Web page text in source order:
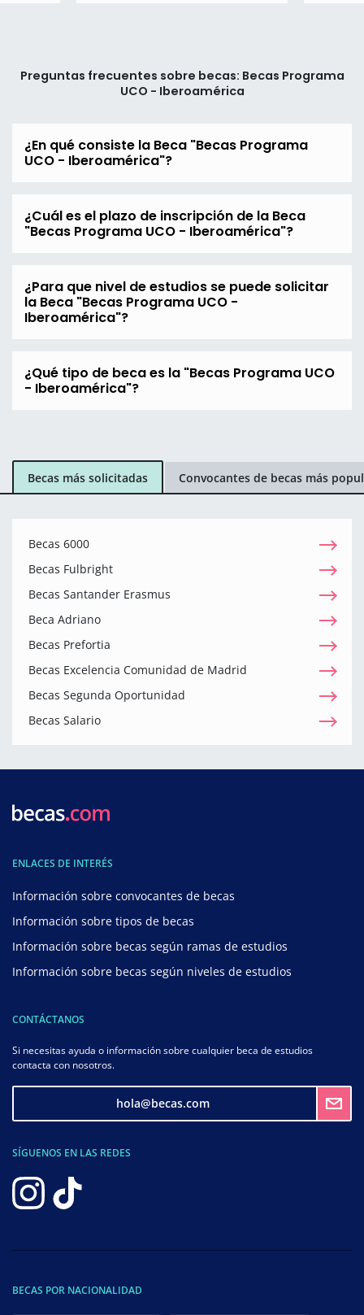
Preguntas frecuentes sobre becas: Becas Programa
UCO - Iberoamérica
¿En qué consiste la Beca "Becas Programa
UCO - Iberoamérica"?
¿Cuál es el plazo de inscripción de la Beca
"Becas Programa UCO - Iberoamérica"?
¿Para que nivel de estudios se puede solicitar
la Beca "Becas Programa UCO -
Iberoamérica"?
¿Qué tipo de beca es la "Becas Programa UCO
- Iberoamérica"?
Becas más solicitadas Convocantes de becas más
Becas 6000
Becas Fulbright
Becas Santander Erasmus
Beca Adriano
Becas Prefortia
Becas Excelencia Comunidad de Madrid
Becas Segunda Oportunidad
Becas Salario
ENLACES DE INTERÉS
Información sobre convocantes de becas
Información sobre tipos de becas
Información sobre becas según ramas de estudios
Información sobre becas según niveles de estudios
CONTÁCTANOS
Si necesitas ayuda o información sobre cualquier beca de estudios
contacta con nosotros.
hola@becas.com
SÍGUENOS EN LAS REDES
BECAS POR NACIONALIDAD